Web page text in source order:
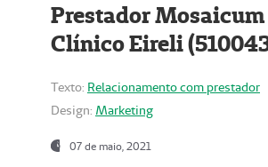
Prestador Mosaicum
Clínico Eireli
Texto: Relacionamento com prestador
Design: Marketing
07 de maio, 2021